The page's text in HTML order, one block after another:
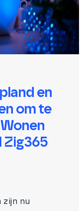
en
om te
Zig365
zijn nu